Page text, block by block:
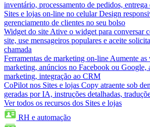
inventário, processamento de pedidos,
Sites e lojas on-line no celular Design
gerenciamento de clientes no seu bolso
Widget do site Ative o widget para conversar
site, use mensageiros populares e aceite
chamada
Ferramentas de marketing on-line Aumente as
marketing, anúncios no Facebook ou Google,
marketing, integração ao CRM
CoPilot nos Sites e lojas Copy atraente sob
geradas por IA, instruções detalhadas,
Ver todos os recursos dos Sites e lojas
RH e automação